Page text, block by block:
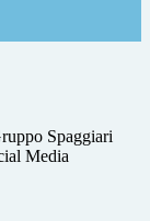
Spaggiari
Media